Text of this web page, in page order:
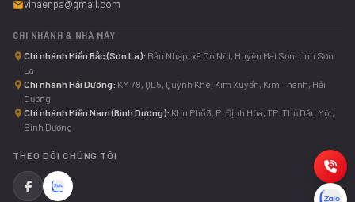
vinaenpa@gmail.com
CHI NHÁNH & NHÀ MÁY
Chi nhánh Miền Bắc (Sơn La): Bản Nhạp, xã Cò Nòi, Huyện Mai Sơn, tỉnh Sơn
La
Chi nhánh Hải Dương: KM 78, QL5, Quỳnh Khê, Kim Xuyến, Kim Thành, Hải
Dương
Chi nhánh Miền Nam (Bình Dương): Khu Phố 3, P. Định Hòa, TP. Thủ Dầu Một,
Bình Dương
THEO DÕI CHÚNG TÔI